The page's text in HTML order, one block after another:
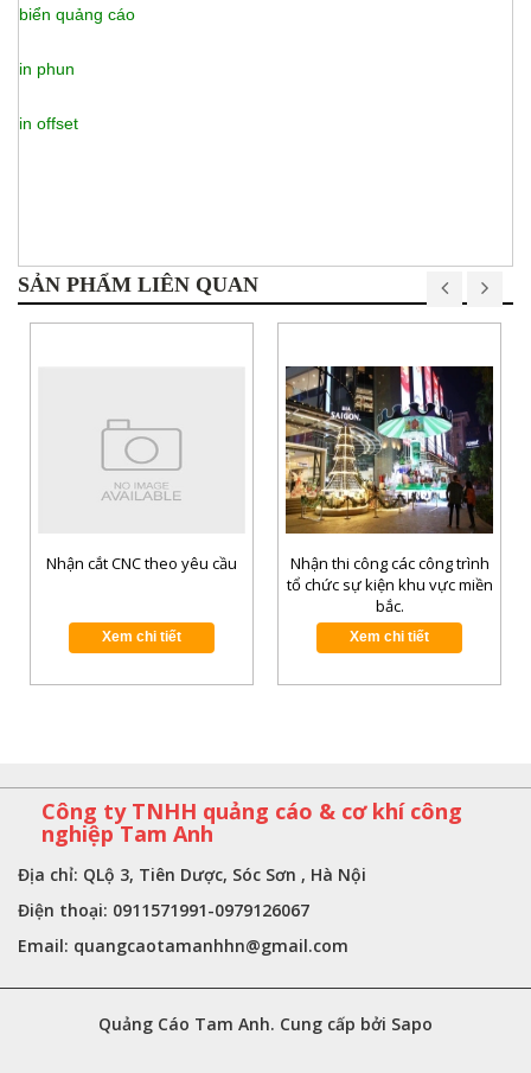
biển quảng cáo
in phun
in offset
SẢN PHẨM LIÊN QUAN
Nhận cắt CNC theo yêu cầu
Xem chi tiết
Nhận thi công các công trình
tổ chức sự kiện khu vực miền
bắc.
Xem chi tiết
Công ty TNHH quảng cáo & cơ khí công
nghiệp Tam Anh
Địa chỉ: QLộ 3, Tiên Dược, Sóc Sơn , Hà Nội
Điện thoại: 0911571991-0979126067
Email: quangcaotamanhhn@gmail.com
Quảng Cáo Tam Anh. Cung cấp bởi Sapo